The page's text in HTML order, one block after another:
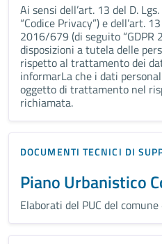
Ai sensi dell’art. 13 del D.
“Codice Privacy”) e dell’art.
2016/679 (di seguito “GDPR
disposizioni a tutela delle
rispetto al trattamento dei
informarLa che i dati
oggetto di trattamento nel
richiamata.
DOCUMENTI TECNICI DI
Piano Urbanistico
Elaborati del PUC del